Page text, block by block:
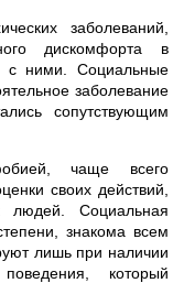
заболеваний,
дискомфорта в
с ними. Социальные
заболевание
сопутствующим
чаще всего
своих действий,
людей. Социальная
знакома всем
лишь при наличии
который